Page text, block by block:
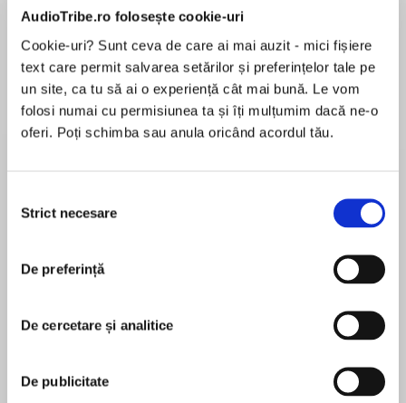
AudioTribe.ro folosește cookie-uri
Cookie-uri? Sunt ceva de care ai mai auzit - mici fișiere
text care permit salvarea setărilor și preferințelor tale pe
un site, ca tu să ai o experiență cât mai bună. Le vom
folosi numai cu permisiunea ta și îți mulțumim dacă ne-o
oferi. Poți schimba sau anula oricând acordul tău.
consimțământului
Strict necesare
De preferință
De cercetare și analitice
De publicitate
Desprecarte
A fake engagement leads to a passion that's all
Graham.
And the secrets that bind them!
Driven billionaire Ruy Valiente knows exactly
what he needs to avoid scrutiny at a family
innocent Suzy Madderton from the clutches of
În acest moment nu există recenzii